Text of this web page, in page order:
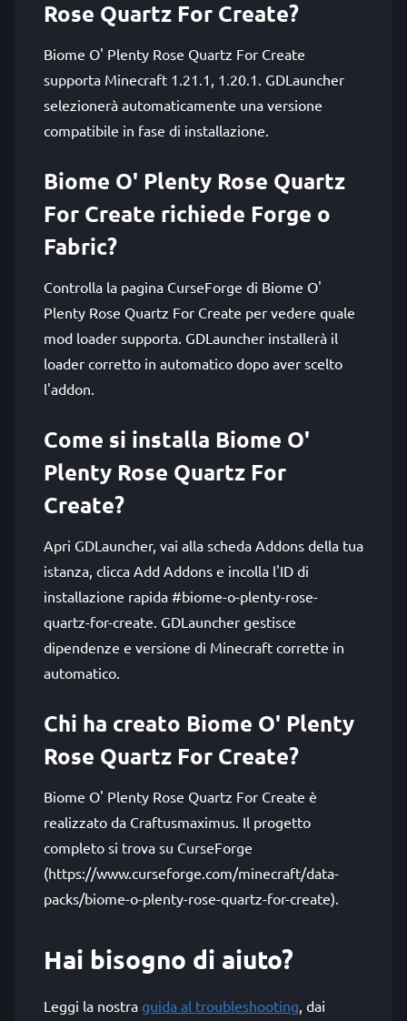
Rose Quartz For Create?
Biome O' Plenty Rose Quartz For Create
supporta Minecraft 1.21.1, 1.20.1. GDLauncher
selezionerà automaticamente una versione
compatibile in fase di installazione.
Biome O' Plenty Rose Quartz
For Create richiede Forge o
Fabric?
Controlla la pagina CurseForge di Biome O'
Plenty Rose Quartz For Create per vedere quale
mod loader supporta. GDLauncher installerà il
loader corretto in automatico dopo aver scelto
l'addon.
Come si installa Biome O'
Plenty Rose Quartz For
Create?
Apri GDLauncher, vai alla scheda Addons della tua
istanza, clicca Add Addons e incolla l'ID di
installazione rapida #biome-o-plenty-rose-
quartz-for-create. GDLauncher gestisce
dipendenze e versione di Minecraft corrette in
automatico.
Chi ha creato Biome O' Plenty
Rose Quartz For Create?
Biome O' Plenty Rose Quartz For Create è
realizzato da Craftusmaximus. Il progetto
completo si trova su CurseForge
(https://www.curseforge.com/minecraft/data-
packs/biome-o-plenty-rose-quartz-for-create).
Hai bisogno di aiuto?
Leggi la nostra guida al troubleshooting, dai